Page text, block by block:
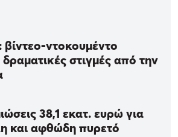
ντοκουμέντο
στιγμές από την
38,1 εκατ. ευρώ για
και αφθώδη πυρετό